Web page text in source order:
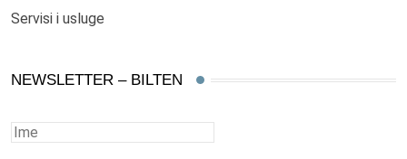
Servisi i usluge
NEWSLETTER – BILTEN